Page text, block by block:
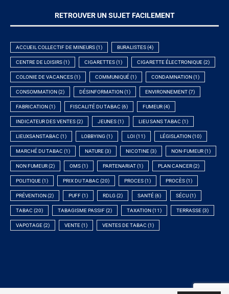
RETROUVER UN SUJET FACILEMENT
ACCUEIL COLLECTIF DE MINEURS(1) BURALISTES(4)
CENTRE DE LOISIRS(1) CIGARETTES(1) CIGARETTE ÉLECTRONIQUE(2)
COLONIE DE VACANCES(1) COMMUNIQUÉ(1) CONDAMNATION (1)
CONSOMMATION (2) DÉSINFORMATION (1) ENVIRONNEMENT(7)
FABRICATION (1) FISCALITÉ DU TABAC (6) FUMEUR(4)
INDICATEUR DES VENTES(2) JEUNES(1) LIEU SANS TABAC (1)
LIEUXSANSTABAC (1) LOBBYING (1) LOI (11) LÉGISLATION (10)
MARCHÉ DU TABAC (1) NATURE(3) NICOTINE(3) NON-FUMEUR(1)
NON FUMEUR(2) OMS(1) PARTENARIAT(1) PLAN CANCER(2)
POLITIQUE(1) PRIX DU TABAC (20) PROCES(1) PROCÈS(1)
PRÉVENTION (2) PUFF(1) RDLG (2) SANTÉ(6) SÉCU(1)
TABAC (20) TABAGISME PASSIF(2) TAXATION (11) TERRASSE(3)
VAPOTAGE(2) VENTE(1) VENTES DE TABAC (1)